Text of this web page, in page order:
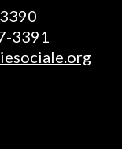
3391